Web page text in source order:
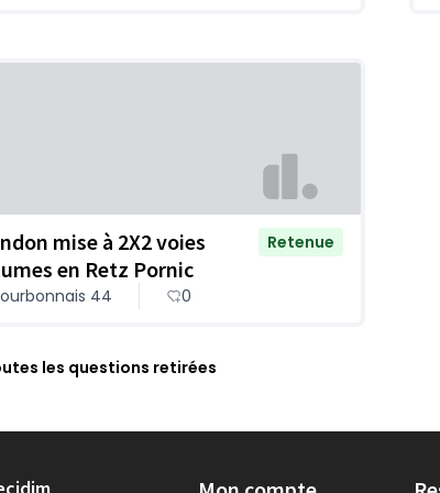
mise à 2X2 voies
en Retz Pornic
Retenue
44 0
les questions retirées